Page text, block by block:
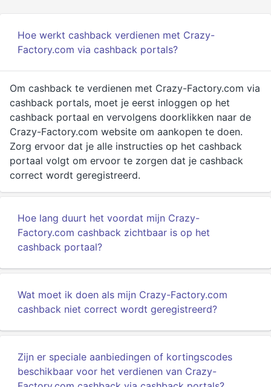
Hoe werkt cashback verdienen met Crazy-
Factory.com via cashback portals?
Om cashback te verdienen met Crazy-Factory.com via
cashback portals, moet je eerst inloggen op het
cashback portaal en vervolgens doorklikken naar de
Crazy-Factory.com website om aankopen te doen.
Zorg ervoor dat je alle instructies op het cashback
portaal volgt om ervoor te zorgen dat je cashback
correct wordt geregistreerd.
Hoe lang duurt het voordat mijn Crazy-
Factory.com cashback zichtbaar is op het
cashback portaal?
Wat moet ik doen als mijn Crazy-Factory.com
cashback niet correct wordt geregistreerd?
Zijn er speciale aanbiedingen of kortingscodes
beschikbaar voor het verdienen van Crazy-